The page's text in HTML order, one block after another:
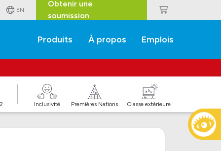
EN
Obtenir une
soumission
Produits À propos Emplois
Inclusivité Premières Nations Classe extérieure